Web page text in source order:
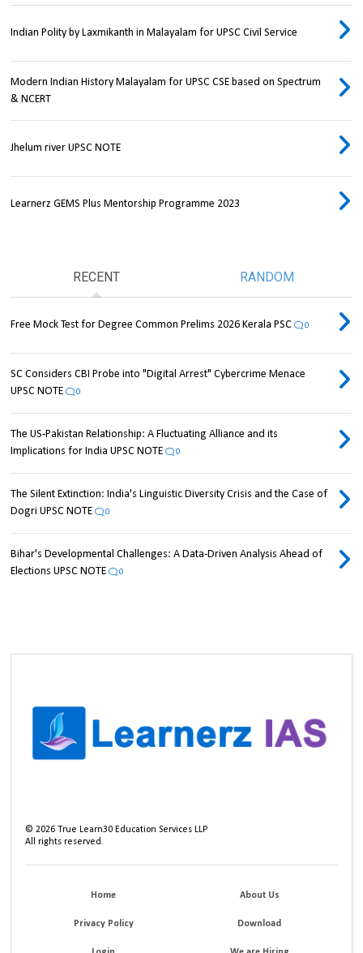
Indian Polity by Laxmikanth in Malayalam for UPSC Civil Service
Modern Indian History Malayalam for UPSC CSE based on Spectrum
& NCERT
Jhelum river UPSC NOTE
Learnerz GEMS Plus Mentorship Programme 2023
RECENT RANDOM
Free Mock Test for Degree Common Prelims 2026 Kerala PSC 0
SC Considers CBI Probe into "Digital Arrest" Cybercrime Menace
UPSC NOTE
0
The US-Pakistan Relationship: A Fluctuating Alliance and its
Implications for India UPSC NOTE
0
The Silent Extinction: India's Linguistic Diversity Crisis and the Case of
Dogri UPSC NOTE
0
Bihar's Developmental Challenges: A Data-Driven Analysis Ahead of
Elections UPSC NOTE
0
©2026 True Learn30 Education Services LLP
All rights reserved.
Home About Us
Privacy Policy Download